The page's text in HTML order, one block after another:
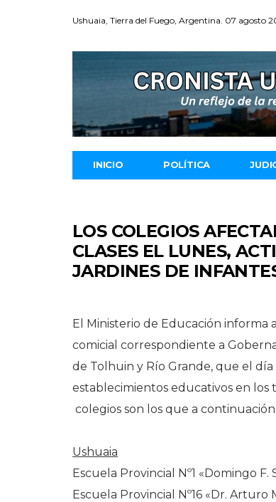
Ushuaia, Tierra del Fuego, Argentina. 07 agosto
INICIO POLÍTICA
LOS COLEGIOS
CLASES EL LUNES,
JARDINES DE
El Ministerio de Educación informa
comicial correspondiente a
de Tolhuin y Río Grande, que el
establecimientos educativos en
colegios son los que a
Ushuaia
Escuela Provincial Nº1 «Domingo F.
Escuela Provincial Nº16 «Dr. Arturo